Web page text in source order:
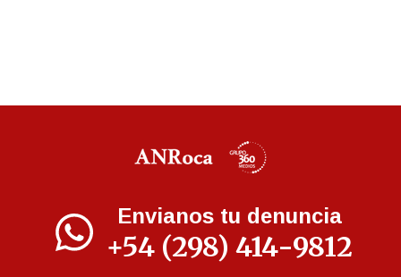
Envianos tu denuncia
+54 (298) 414-9812